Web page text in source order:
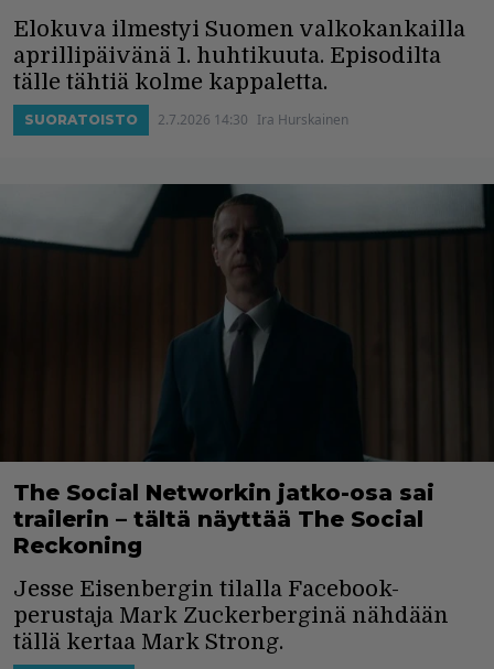
Elokuva ilmestyi Suomen valkokankailla
aprillipäivänä 1. huhtikuuta. Episodilta
tälle tähtiä kolme kappaletta.
SUORATOISTO 2.7.2026 14:30 Ira Hurskainen
The Social Networkin jatko-osa sai
trailerin – tältä näyttää The Social
Reckoning
Jesse Eisenbergin tilalla Facebook-
perustaja Mark Zuckerberginä nähdään
tällä kertaa Mark Strong.